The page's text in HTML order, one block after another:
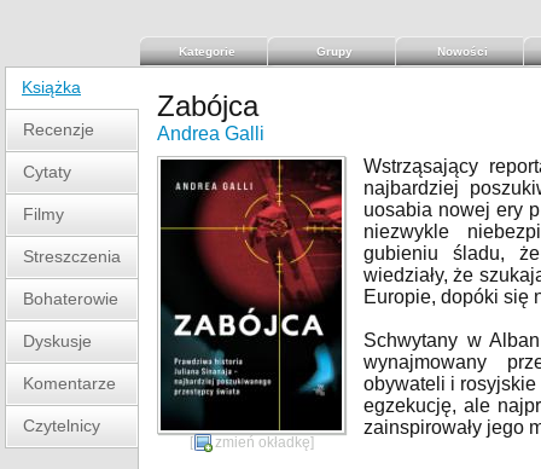
Kategorie Grupy Nowości
Książka
Recenzje
Cytaty
Filmy
Streszczenia
Bohaterowie
Dyskusje
Komentarze
Czytelnicy
Zabójca
Andrea Galli
[ zmień okładkę]
Wstrząsający
najbardziej
uosabia nowej ery
niezwykle
gubieniu śladu,
wiedziały, że
Europie, dopóki się
Schwytany w
wynajmowany
obywateli i rosyjskie
egzekucję, ale
zainspirowały jego